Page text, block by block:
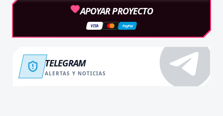
APOYAR PROYECTO
VISA PayPal
TELEGRAM
ALERTAS Y NOTICIAS